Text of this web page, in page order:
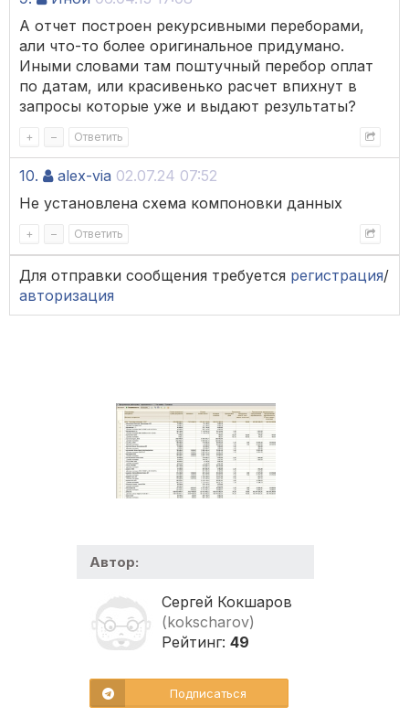
А отчет построен рекурсивными переборами,
али что-то более оригинальное придумано.
Иными словами там поштучный перебор оплат
по датам, или красивенько расчет впихнут в
запросы которые уже и выдают результаты?
+ – Ответить
10. alex-via 02.07.24 07:52
Не установлена схема компоновки данных
+ – Ответить
Для отправки сообщения требуется регистрация/
авторизация
Автор:
Сергей Кокшаров
(kokscharov)
Рейтинг: 49
Подписаться